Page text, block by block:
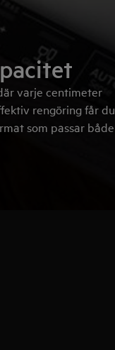
varje centimeter
rengöring får du
som passar både